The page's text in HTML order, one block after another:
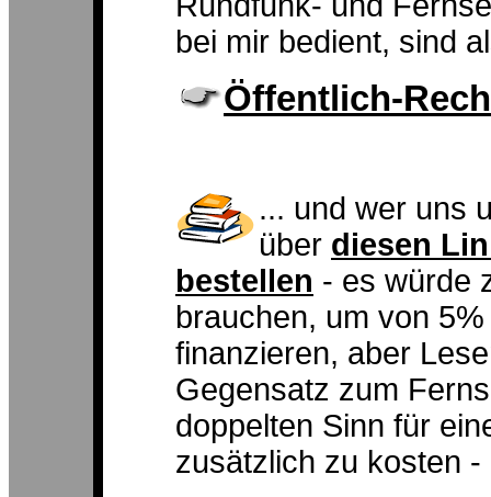
bei mir bedient, sind
Öffentlich-
... und wer uns
über diesen
bestellen - es würde
brauchen, um von
finanzieren, aber
Gegensatz zum
doppelten Sinn für
zusätzlich zu kosten